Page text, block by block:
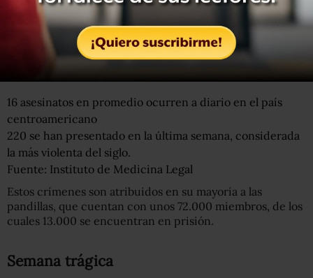
3.828
muertes violentas se han presentado en lo que va de 2015
en El Salvador
16 asesinatos en promedio ocurren a diario en el país
centroamericano
220 se han presentado en la última semana, considerada
la más violenta del siglo.
Fuente: Instituto de Medicina Legal
Estos crímenes son atribuidos en su mayoría a las
pandillas, que cuentan con unos 72.000 miembros, de los
cuales 13.000 se encuentran en prisión.
Semana trágica